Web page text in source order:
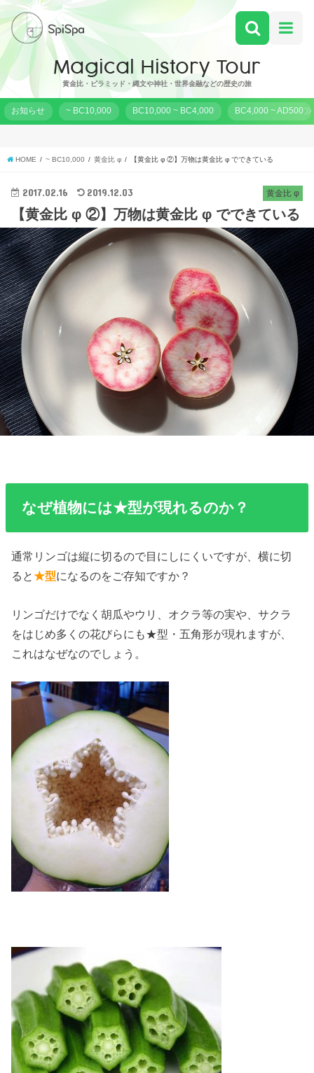
黄金比・ピラミッド・縄文や神社・世界金融などの歴史の旅
お知らせ ~ BC10,000 BC10,000 ~ BC4,000 BC4,000 ~ AD500
HOME ~ BC10,000 黄金比 φ 【黄金比 φ ②】万物は黄金比 φ でできている
黄金比 φ
2017.02.16 2019.12.03
【黄金比 φ ②】万物は黄金比 φ でできている
なぜ植物には★型が現れるのか？
通常リンゴは縦に切るので目にしにくいですが、横に切
ると★型になるのをご存知ですか？
リンゴだけでなく胡瓜やウリ、オクラ等の実や、サクラ
をはじめ多くの花びらにも★型・五角形が現れますが、
これはなぜなのでしょう。